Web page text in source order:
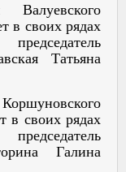
Валуевского
в своих рядах
Татьяна
в своих рядах
Галина